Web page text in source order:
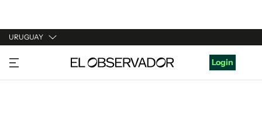
URUGUAY
URUGUAY
ARGENTINA
Login